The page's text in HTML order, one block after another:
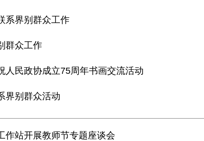
系界别群众工作
群众工作
人民政协成立75周年书画交流活动
界别群众活动
作站开展教师节专题座谈会